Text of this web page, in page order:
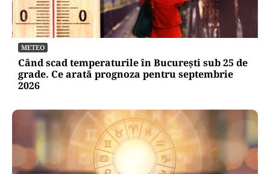
METEO
Când scad temperaturile în București sub 25 de
grade. Ce arată prognoza pentru septembrie
2026